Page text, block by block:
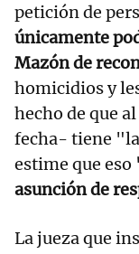
petición de
únicamente
Mazón de
homicidios y
hecho de que
fecha- tiene "la
estime que eso
asunción de
La jueza que